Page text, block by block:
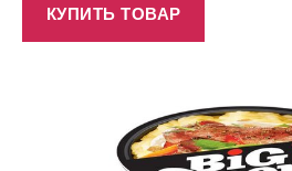
КУПИТЬ ТОВАР